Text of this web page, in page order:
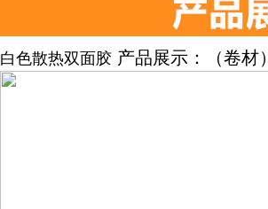
白色散热双面胶 产品展示：（卷材）